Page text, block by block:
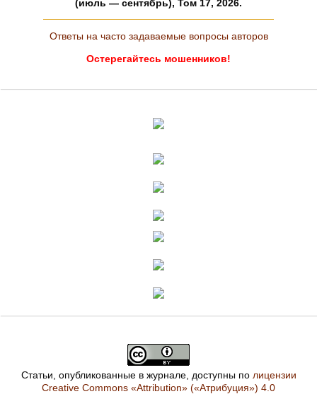
(июль — сентябрь), Том 17, 2026.
Ответы на часто задаваемые вопросы авторов
Остерегайтесь мошенников!
Статьи, опубликованные в журнале, доступны по лицензии
Creative Commons «Attribution» («Атрибуция») 4.0